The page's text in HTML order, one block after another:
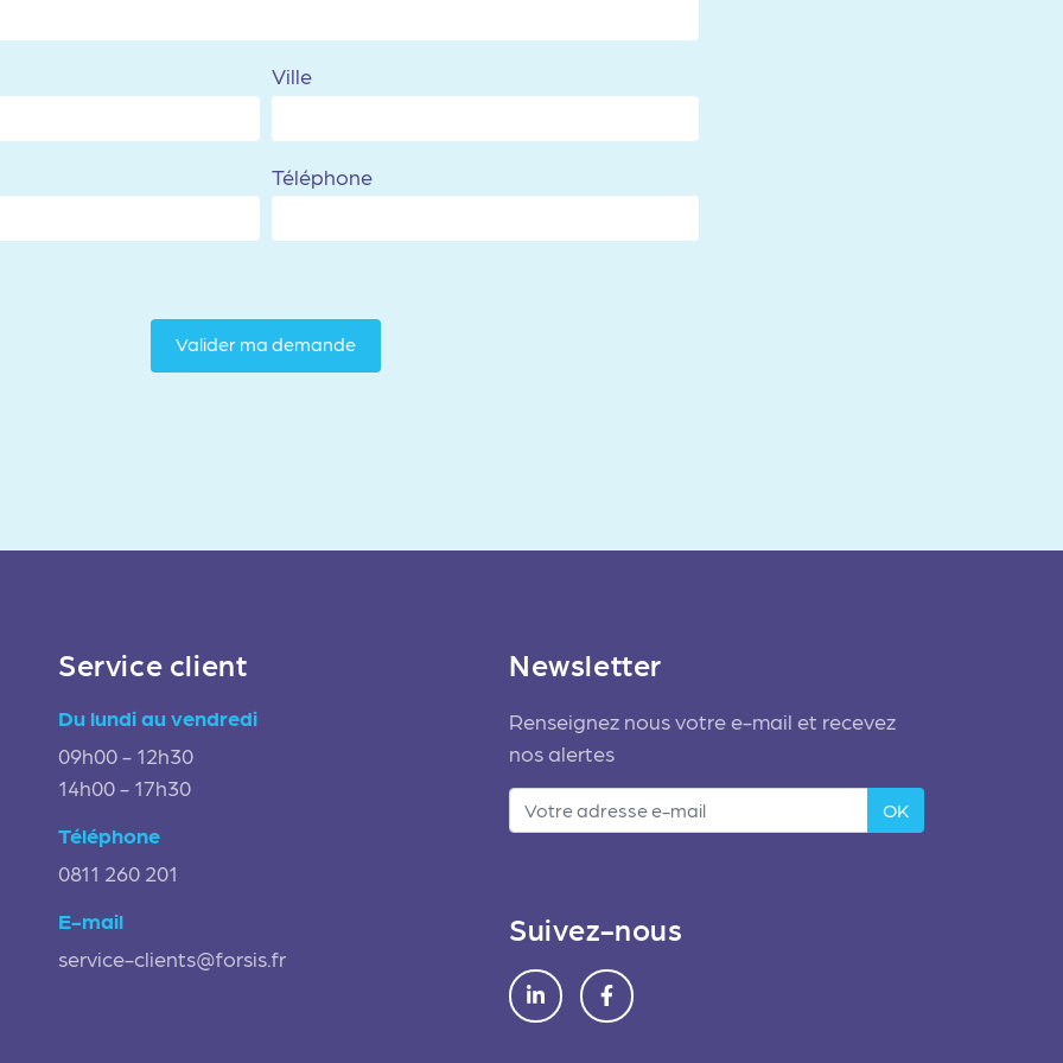
Ville
Téléphone
Valider ma demande
Service client
Du lundi au vendredi
09h00 - 12h30
14h00 - 17h30
Téléphone
0811 260 201
E-mail
service-clients@forsis.fr
Newsletter
Renseignez nous votre e-mail et recevez
nos alertes
OK
Suivez-nous